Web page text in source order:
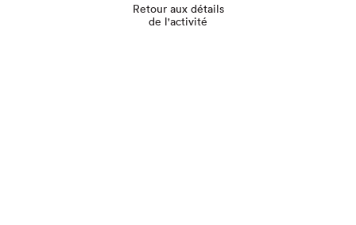
Retour aux détails
de l'activité